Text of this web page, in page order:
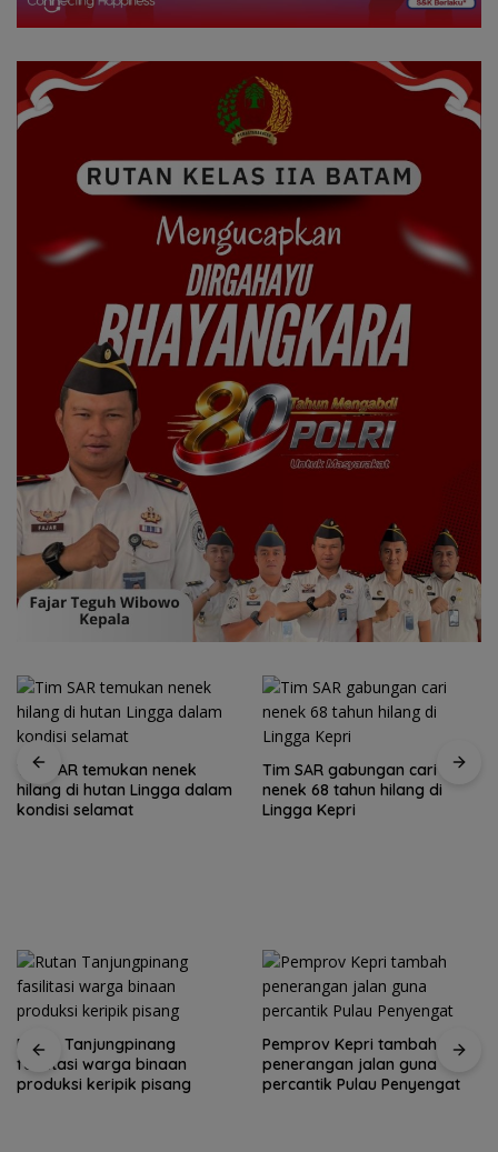
Tim SAR temukan nenek
hilang di hutan Lingga dalam
kondisi selamat
Tim SAR gabungan cari
nenek 68 tahun hilang di
Lingga Kepri
Rutan Tanjungpinang
fasilitasi warga binaan
produksi keripik pisang
Pemprov Kepri tambah
penerangan jalan guna
percantik Pulau Penyengat